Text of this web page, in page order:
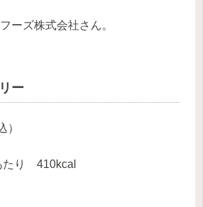
ーズ株式会社さん。
ー
）
たり 410kcal